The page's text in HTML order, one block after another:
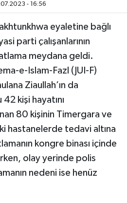
- 16:56
eyaletine bağlı
parti çalışanlarının
meydana geldi.
e-Islam-Fazl (JUI-F)
Ziaullah’ın da
kişi hayatını
80 kişinin Timergara ve
hastanelerde tedavi altına
kongre binası içinde
olay yerinde polis
nedeni ise henüz